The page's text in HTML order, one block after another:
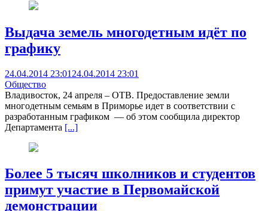
Выдача земель многодетным идёт по
графику
24.04.2014 23:01 24.04.2014 23:01
Общество
Владивосток, 24 апреля – ОТВ. Предоставление земли
многодетным семьям в Приморье идет в соответствии с
разработанным графиком — об этом сообщила директор
Департамента [...]
Более 5 тысяч школников и студентов
примут участие в Первомайской
демонстрации